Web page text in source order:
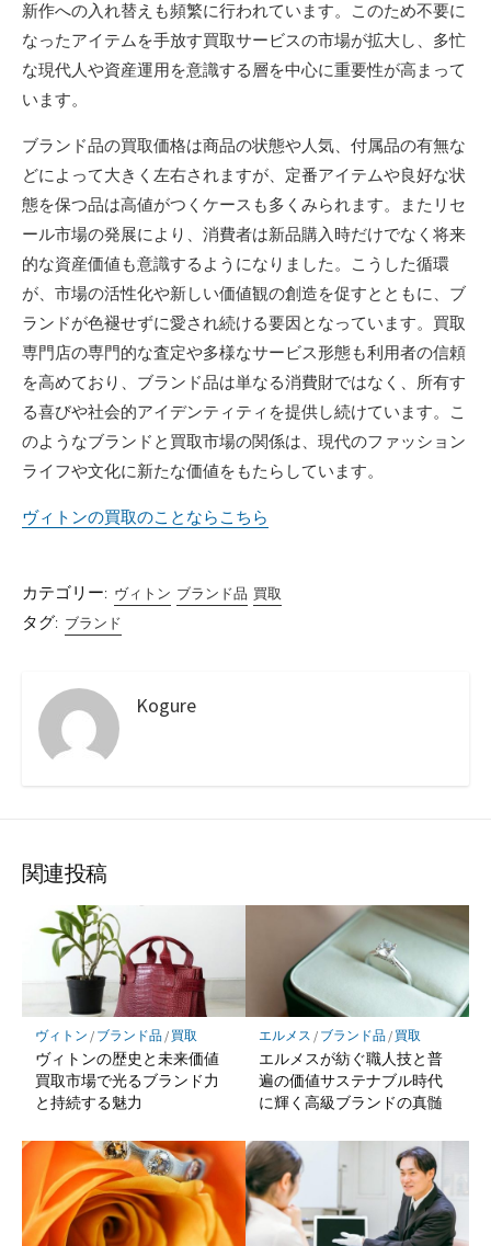
新作への入れ替えも頻繁に行われています。このため不要に
なったアイテムを手放す買取サービスの市場が拡大し、多忙
な現代人や資産運用を意識する層を中心に重要性が高まって
います。
ブランド品の買取価格は商品の状態や人気、付属品の有無な
どによって大きく左右されますが、定番アイテムや良好な状
態を保つ品は高値がつくケースも多くみられます。またリセ
ール市場の発展により、消費者は新品購入時だけでなく将来
的な資産価値も意識するようになりました。こうした循環
が、市場の活性化や新しい価値観の創造を促すとともに、ブ
ランドが色褪せずに愛され続ける要因となっています。買取
専門店の専門的な査定や多様なサービス形態も利用者の信頼
を高めており、ブランド品は単なる消費財ではなく、所有す
る喜びや社会的アイデンティティを提供し続けています。こ
のようなブランドと買取市場の関係は、現代のファッション
ライフや文化に新たな価値をもたらしています。
ヴィトンの買取のことならこちら
カテゴリー: ヴィトン ブランド品 買取
タグ: ブランド
Kogure
関連投稿
ヴィトン / ブランド品/ 買取
ヴィトンの歴史と未来価値
買取市場で光るブランド力
と持続する魅力
エルメス / ブランド品/ 買取
エルメスが紡ぐ職人技と普
遍の価値サステナブル時代
に輝く高級ブランドの真髄